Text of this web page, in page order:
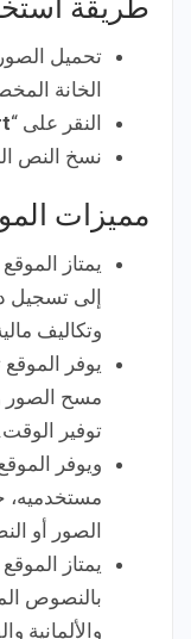
طريقة
تحميل
الخانة
النقر على “
نسخ النص
مميزات
يمتاز
إلى تسجيل
وتكاليف
مسح الصور
توفير الوقت.
ويوفر
مستخدميه،
الصور أو
يمتاز
بالنصوص
والألمانية